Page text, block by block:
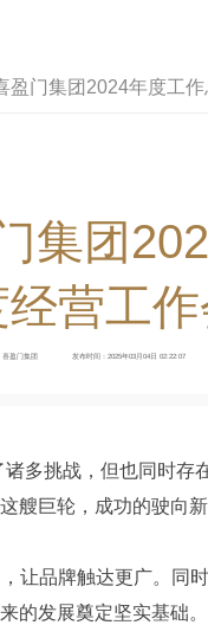
盈门集团2024年度工
集团
营工
喜盈门集团 发布时间：2025年03月04日 02:22:07
多挑战，但也同时存
艘巨轮，成功的驶向
让品牌触达更广。同
的发展奠定坚实基础。